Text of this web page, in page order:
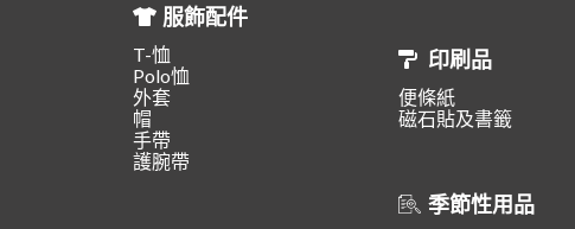
服飾配件
T-恤
Polo恤
外套
帽
手帶
護腕帶
印刷品
便條紙
磁石貼及書籤
季節性用品